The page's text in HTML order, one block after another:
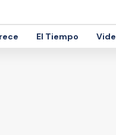
El Tiempo